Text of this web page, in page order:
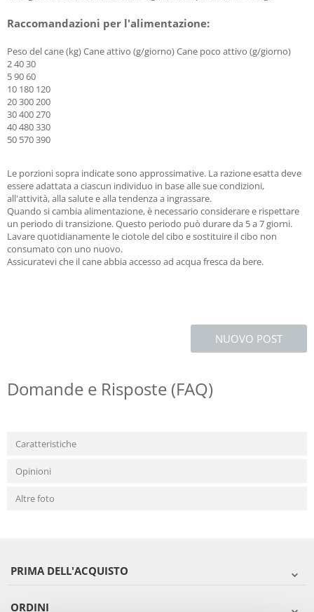
Raccomandazioni per l'alimentazione:
Peso del cane (kg) Cane attivo (g/giorno) Cane poco attivo (g/giorno)
2 40 30
5 90 60
10 180 120
20 300 200
30 400 270
40 480 330
50 570 390
Le porzioni sopra indicate sono approssimative. La razione esatta deve
essere adattata a ciascun individuo in base alle sue condizioni,
all'attività, alla salute e alla tendenza a ingrassare.
Quando si cambia alimentazione, è necessario considerare e rispettare
un periodo di transizione. Questo periodo può durare da 5 a 7 giorni.
Lavare quotidianamente le ciotole del cibo e sostituire il cibo non
consumato con uno nuovo.
Assicuratevi che il cane abbia accesso ad acqua fresca da bere.
NUOVO POST
Domande e Risposte (FAQ)
Caratteristiche
Opinioni
Altre foto
PRIMA DELL'ACQUISTO
ORDINI